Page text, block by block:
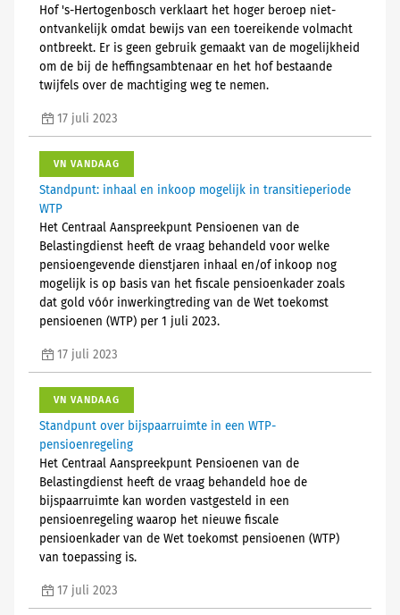
Hof 's-Hertogenbosch verklaart het hoger beroep niet-
ontvankelijk omdat bewijs van een toereikende volmacht
ontbreekt. Er is geen gebruik gemaakt van de mogelijkheid
om de bij de heffingsambtenaar en het hof bestaande
twijfels over de machtiging weg te nemen.
17 juli 2023
VN VANDAAG
Standpunt: inhaal en inkoop mogelijk in transitieperiode
WTP
Het Centraal Aanspreekpunt Pensioenen van de
Belastingdienst heeft de vraag behandeld voor welke
pensioengevende dienstjaren inhaal en/of inkoop nog
mogelijk is op basis van het fiscale pensioenkader zoals
dat gold vóór inwerkingtreding van de Wet toekomst
pensioenen (WTP) per 1 juli 2023.
17 juli 2023
VN VANDAAG
Standpunt over bijspaarruimte in een WTP-
pensioenregeling
Het Centraal Aanspreekpunt Pensioenen van de
Belastingdienst heeft de vraag behandeld hoe de
bijspaarruimte kan worden vastgesteld in een
pensioenregeling waarop het nieuwe fiscale
pensioenkader van de Wet toekomst pensioenen (WTP)
van toepassing is.
17 juli 2023